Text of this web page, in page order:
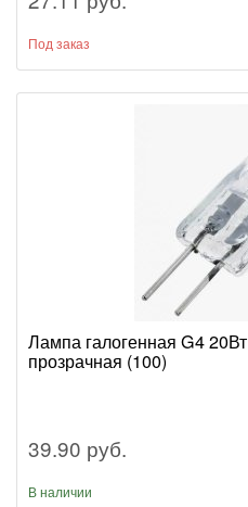
Под заказ
Лампа галогенная G4
прозрачная (100)
39.90 руб.
В наличии